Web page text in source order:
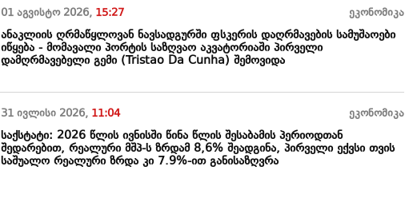
01 აგვისტო 2026, 15:27 ეკონომიკა
ანაკლიის ღრმაწყლოვან ნავსადგურში ფსკერის დაღრმავების სამუშაოები
იწყება - მომავალი პორტის საზღვაო აკვატორიაში პირველი
დამღრმავებელი გემი (Tristao Da Cunha) შემოვიდა
31 ივლისი 2026, 11:04 ეკონომიკა
საქსტატი: 2026 წლის ივნისში წინა წლის შესაბამის პერიოდთან
შედარებით, რეალური მშპ-ს ზრდამ 8,6% შეადგინა, პირველი ექვსი თვის
საშუალო რეალური ზრდა კი 7.9%-ით განისაზღვრა